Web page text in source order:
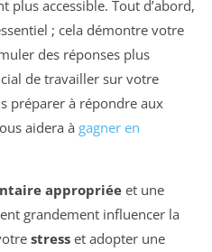
plus accessible. Tout d’abord,
; cela démontre votre
des réponses plus
de travailler sur votre
préparer à répondre aux
aidera à gagner en
appropriée et une
grandement influencer la
stress et adopter une